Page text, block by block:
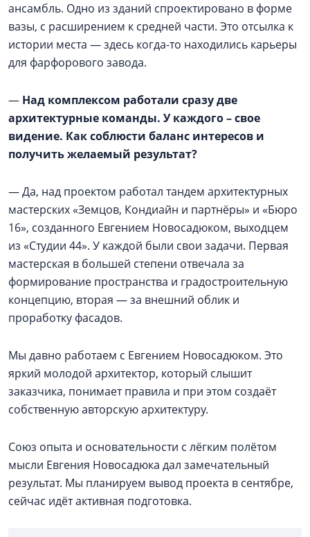
ансамбль. Одно из зданий спроектировано в форме
вазы, с расширением к средней части. Это отсылка к
истории места — здесь когда-то находились карьеры
для фарфорового завода.
— Над комплексом работали сразу две
архитектурные команды. У каждого – свое
видение. Как соблюсти баланс интересов и
получить желаемый результат?
— Да, над проектом работал тандем архитектурных
мастерских «Земцов, Кондиайн и партнёры» и «Бюро
16», созданного Евгением Новосадюком, выходцем
из «Студии 44». У каждой были свои задачи. Первая
мастерская в большей степени отвечала за
формирование пространства и градостроительную
концепцию, вторая — за внешний облик и
проработку фасадов.
Мы давно работаем с Евгением Новосадюком. Это
яркий молодой архитектор, который слышит
заказчика, понимает правила и при этом создаёт
собственную авторскую архитектуру.
Союз опыта и основательности с лёгким полётом
мысли Евгения Новосадюка дал замечательный
результат. Мы планируем вывод проекта в сентябре,
сейчас идёт активная подготовка.